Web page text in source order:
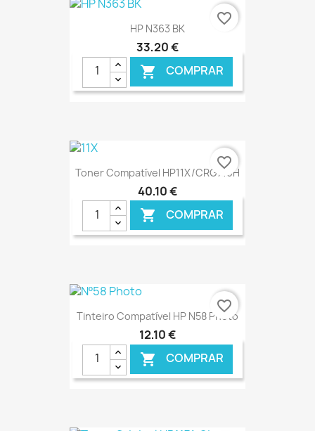
€ ONLINE
HP N363 BK
33,20 €
 COMPRAR
€ ONLINE
favorite_border
Toner Compatível HP11X/CRG710H
40,10 €
 COMPRAR
€ ONLINE
favorite_border
Tinteiro Compatível HP N58 Photo
12,10 €
 COMPRAR
favorite_border